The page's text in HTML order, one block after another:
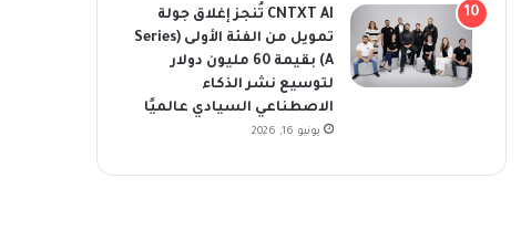
CNTXT AI تُنجز إغلاق جولة
تمويل من الفئة الأولى (Series
A) بقيمة 60 مليون دولار
لتوسيع نشر الذكاء
الاصطناعي السيادي عالميًا
يونيو 16, 2026